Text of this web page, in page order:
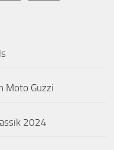
Moto Guzzi
2024